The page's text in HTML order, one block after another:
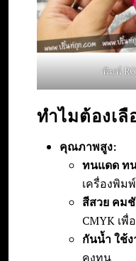
พิมพ์
ทำไมต้องเลื
คุณภาพสูง:
ทนแดด ท
เครื่องพิม
สีสวย คม
CMYK เ
กันน้ำ ใช้
คงทน